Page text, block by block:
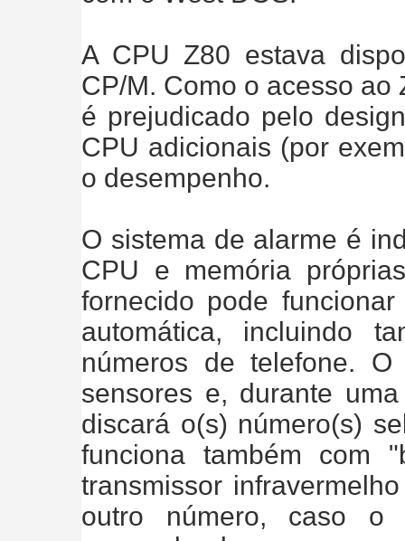
A CPU Z80 estava
CP/M. Como o acesso
é prejudicado pelo
CPU adicionais (por
o desempenho.
O sistema de alarme é
CPU e memória
fornecido pode
automática, incluindo
números de telefone.
sensores e, durante
discará o(s) número(s)
funciona também com
transmissor
outro número, caso o